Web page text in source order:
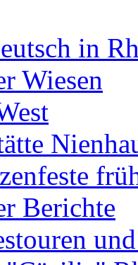
in
Wiesen
Berichte